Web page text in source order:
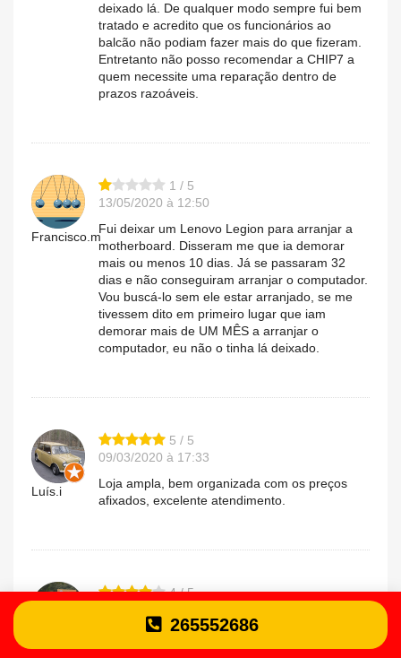
deixado lá. De qualquer modo sempre fui bem
tratado e acredito que os funcionários ao
balcão não podiam fazer mais do que fizeram.
Entretanto não posso recomendar a CHIP7 a
quem necessite uma reparação dentro de
prazos razoáveis.
Francisco.m
1 / 5
13/05/2020 à 12:50
Fui deixar um Lenovo Legion para arranjar a
motherboard. Disseram me que ia demorar
mais ou menos 10 dias. Já se passaram 32
dias e não conseguiram arranjar o computador.
Vou buscá-lo sem ele estar arranjado, se me
tivessem dito em primeiro lugar que iam
demorar mais de UM MÊS a arranjar o
computador, eu não o tinha lá deixado.
Luís.i
5 / 5
09/03/2020 à 17:33
Loja ampla, bem organizada com os preços
afixados, excelente atendimento.
4 / 5
Simpatia rapidez e eficiência.
265552686